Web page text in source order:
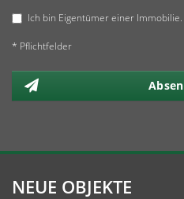
Ich bin Eigentümer einer Immobilie.
* Pflichtfelder
NEUE OBJEKTE